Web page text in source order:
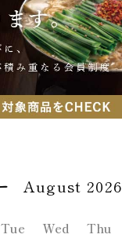
August 2026
Tue Wed Thu